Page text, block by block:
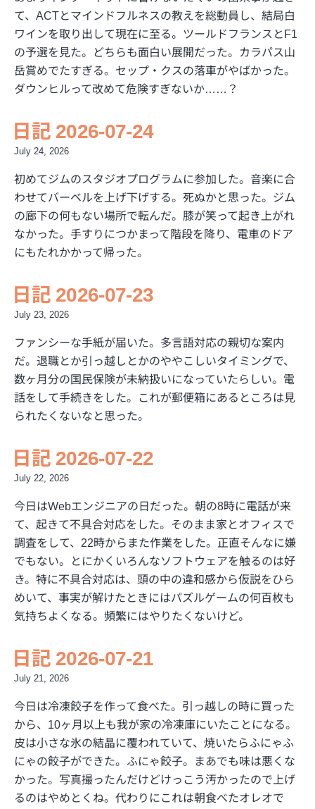
て、ACTとマインドフルネスの教えを総動員し、結局白
ワインを取り出して現在に至る。ツールドフランスとF1
の予選を見た。どちらも面白い展開だった。カラパス山
岳賞めでたすぎる。セップ・クスの落車がやばかった。
ダウンヒルって改めて危険すぎないか……？
日記 2026-07-24
July 24, 2026
初めてジムのスタジオプログラムに参加した。音楽に合
わせてバーベルを上げ下げする。死ぬかと思った。ジム
の廊下の何もない場所で転んだ。膝が笑って起き上がれ
なかった。手すりにつかまって階段を降り、電車のドア
にもたれかかって帰った。
日記 2026-07-23
July 23, 2026
ファンシーな手紙が届いた。多言語対応の親切な案内
だ。退職とか引っ越しとかのややこしいタイミングで、
数ヶ月分の国民保険が未納扱いになっていたらしい。電
話をして手続きをした。これが郵便箱にあるところは見
られたくないなと思った。
日記 2026-07-22
July 22, 2026
今日はWebエンジニアの日だった。朝の8時に電話が来
て、起きて不具合対応をした。そのまま家とオフィスで
調査をして、22時からまた作業をした。正直そんなに嫌
でもない。とにかくいろんなソフトウェアを触るのは好
き。特に不具合対応は、頭の中の違和感から仮説をひら
めいて、事実が解けたときにはパズルゲームの何百枚も
気持ちよくなる。頻繁にはやりたくないけど。
日記 2026-07-21
July 21, 2026
今日は冷凍餃子を作って食べた。引っ越しの時に買った
から、10ヶ月以上も我が家の冷凍庫にいたことになる。
皮は小さな氷の結晶に覆われていて、焼いたらふにゃふ
にゃの餃子ができた。ふにゃ餃子。まあでも味は悪くな
かった。写真撮ったんだけどけっこう汚かったので上げ
るのはやめとくね。代わりにこれは朝食べたオレオで